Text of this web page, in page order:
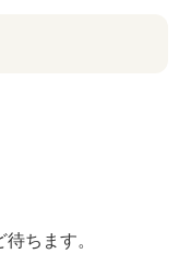
ちます。